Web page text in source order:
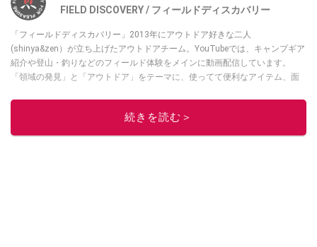
FIELD DISCOVERY / フィールドディスカバリー
「フィールドディスカバリー」2013年にアウトドア好きな二人
(shinya&zen）が立ち上げたアウトドアチーム。YouTubeでは、キャンプギア
紹介や登山・釣りなどのフィールド体験をメインに動画配信しています。
「領域の発見」と「アウトドア」をテーマに、使ってて便利なアイテム、面
・YouTubeチャンネルは
続きを読む＞